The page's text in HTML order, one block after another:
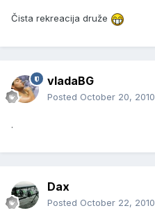
Čista rekreacija druže
vladaBG
Posted October 20, 2010
.
Dax
Posted October 22, 2010